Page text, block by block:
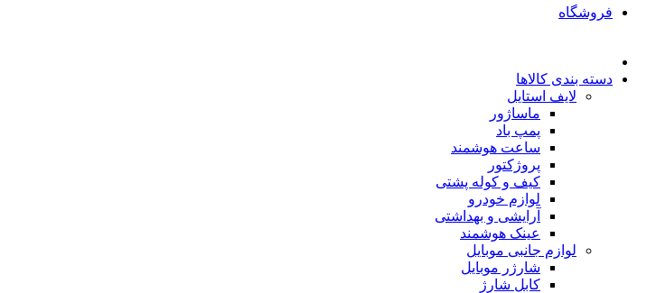
فروشگاه
دسته بندی کالاها
لایف استایل
ماساژور
پمپ باد
ساعت هوشمند
پروژکتور
کیف و کوله پشتی
لوازم خودرو
آرایشی و بهداشتی
عینک هوشمند
لوازم جانبی موبایل
شارژر موبایل
کابل شارژ